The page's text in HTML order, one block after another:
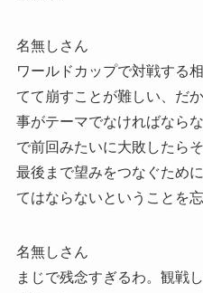
名無しさん
ワールドカップで対戦する
てて崩すことが難しい、だ
事がテーマでなければなら
で前回みたいに大敗したら
最後まで望みをつなぐため
てはならないということを
名無しさん
まじで残念すぎるわ。観戦